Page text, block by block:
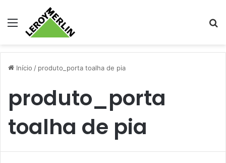
Menu
Início / produto_porta toalha de pia
produto_porta
toalha de pia